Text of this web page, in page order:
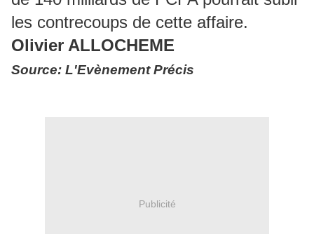
les contrecoups de cette affaire.
Olivier ALLOCHEME
Source: L'Evènement Précis
Publicité